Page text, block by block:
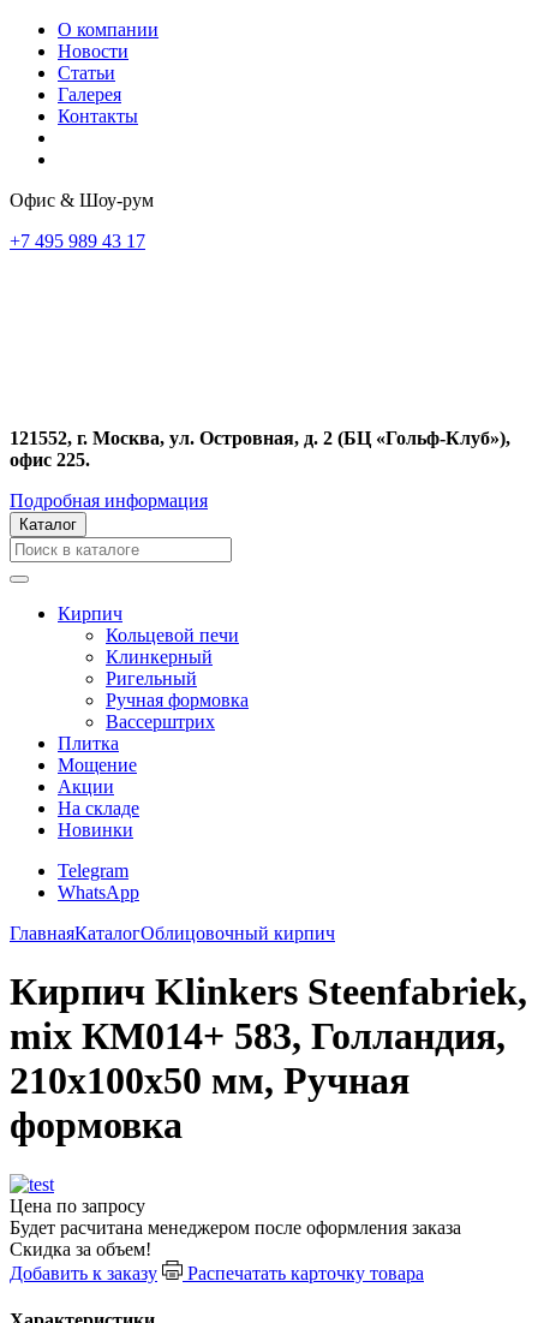
О компании
Новости
Статьи
Галерея
Контакты
Офис & Шоу-рум
+7 495 989 43 17
121552, г. Москва, ул. Островная, д. 2 (БЦ «Гольф-Клуб»),
офис 225.
Подробная информация
Каталог
Кирпич
Кольцевой печи
Клинкерный
Ригельный
Ручная формовка
Вассерштрих
Плитка
Мощение
Акции
На складе
Новинки
Telegram
WhatsApp
ГлавнаяКаталогОблицовочный кирпич
Кирпич Klinkers Steenfabriek,
mix КМ014+ 583, Голландия,
210х100х50 мм, Ручная
формовка
Цена по запросу
Будет расчитана менеджером после оформления заказа
Скидка за объем!
Добавить к заказу
Распечатать карточку товара